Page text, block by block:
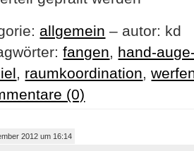
allgemein – autor: kd
fangen, hand-
, raumkoordination,
(0)
2012 um 16:14